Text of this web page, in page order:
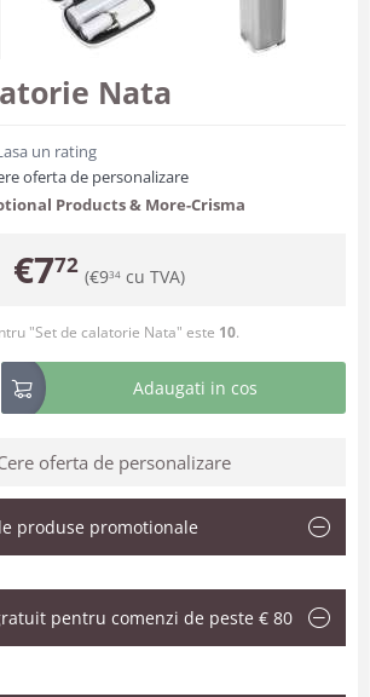
Nata
un rating
oferta de personalizare
Products & More-Crisma
€772 (€934 cu TVA)
"Set de calatorie Nata" este 10.
Adaugati in cos
oferta de personalizare
produse promotionale
pentru comenzi de peste € 80